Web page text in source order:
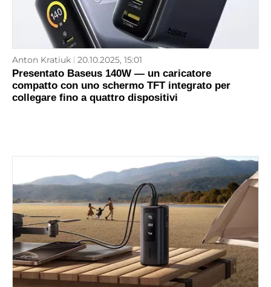
Anton Kratiuk 20.10.2025, 15:01
Presentato Baseus 140W — un caricatore
compatto con uno schermo TFT integrato per
collegare fino a quattro dispositivi